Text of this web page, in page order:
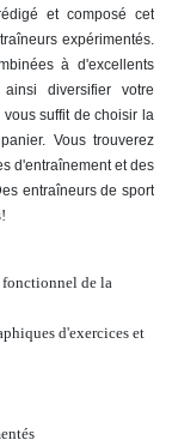
et composé cet
expérimentés.
à d'excellents
diversifier votre
suffit de choisir la
Vous trouverez
d'entraînement et des
entraîneurs de sport
!
fonctionnel de la
d'exercices et